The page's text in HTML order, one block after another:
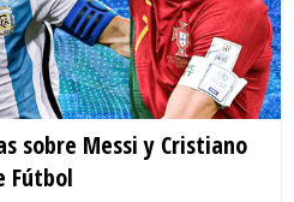
sobre Messi y Cristiano
Fútbol